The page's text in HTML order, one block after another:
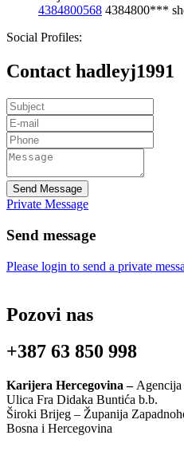
4384800568 4384800***
Social Profiles:
Contact hadleyj1991
Send Message
Private Message
Send message
Please login to send a private
Pozovi nas
+387 63 850 998
Karijera Hercegovina – Agencija
Ulica Fra Didaka Buntića b.b.
Široki Brijeg – Županija
Bosna i Hercegovina